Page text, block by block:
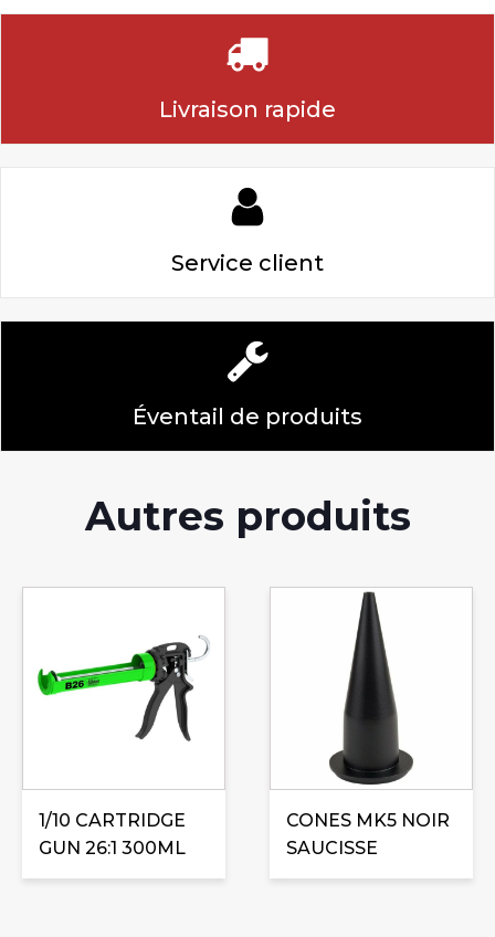
Livraison rapide
Service client
Éventail de produits
Autres produits
1/10 CARTRIDGE
GUN 26:1 300ML
CONES MK5 NOIR
SAUCISSE